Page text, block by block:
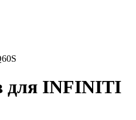
для INFINITI